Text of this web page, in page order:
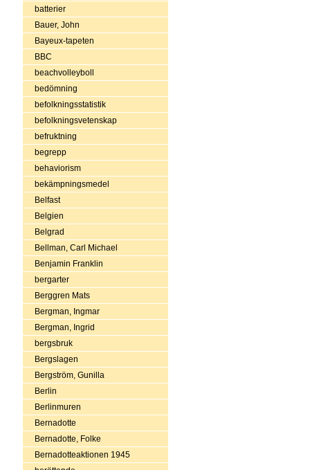
batterier
Bauer, John
Bayeux-tapeten
BBC
beachvolleyboll
bedömning
befolkningsstatistik
befolkningsvetenskap
befruktning
begrepp
behaviorism
bekämpningsmedel
Belfast
Belgien
Belgrad
Bellman, Carl Michael
Benjamin Franklin
bergarter
Berggren Mats
Bergman, Ingmar
Bergman, Ingrid
bergsbruk
Bergslagen
Bergström, Gunilla
Berlin
Berlinmuren
Bernadotte
Bernadotte, Folke
Bernadotteaktionen 1945